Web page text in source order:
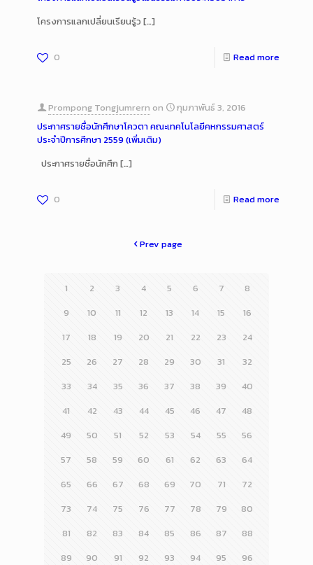
โครงการแลกเปลี่ยนเรียนรู้ว […]
0 Read more
Prompong Tongjumrern on
กุมภาพันธ์ 3, 2016
ประกาศรายชื่อนักศึกษาโควตา คณะเทคโนโลยีคหกรรมศาสตร์
ประจำปีการศึกษา 2559 (เพิ่มเติม)
ประกาศรายชื่อนักศึก […]
0 Read more
Prev page
1 2 3 4 5 6 7
8
9
10 11 12 13 14 15
16
17
18 19 20 21 22 23
24
25
26 27 28 29 30 31
32
33
34 35 36 37 38 39
40
41
42 43 44 45 46 47
48
49
50 51 52 53 54 55
56
57
58 59 60 61 62 63
64
65
66 67 68 69 70 71
72
73
74 75 76 77 78 79
80
81
82 83 84 85 86 87
88
89
90 91 92 93 94 95
96